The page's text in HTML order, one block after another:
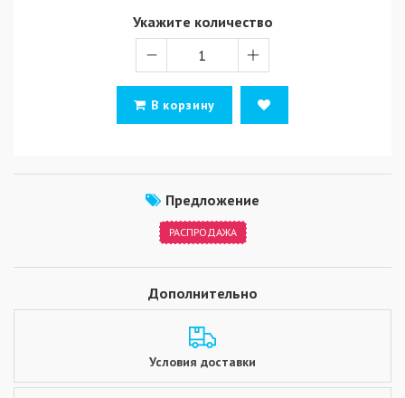
Укажите количество
В корзину
Предложение
РАСПРОДАЖА
Дополнительно
Условия доставки